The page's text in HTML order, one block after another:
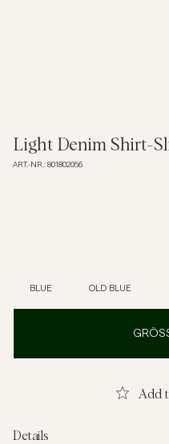
Hemden
T-Shirts
Unterwäsche
Light Denim Shirt-
ART.-NR.: 801802056
BLUE OLD BLUE
Details